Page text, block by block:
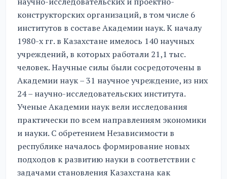
конструкторских организаций, в том числе 6
институтов в составе Академии наук. К началу
1980-х гг. в Казахстане имелось 140 научных
учреждений, в которых работали 21,1 тыс.
человек. Научные силы были сосредоточены в
Академии наук – 31 научное учреждение, из них
24 – научно-исследовательских института.
Ученые Академии наук вели исследования
практически по всем направлениям экономики
и науки. С обретением Независимости в
республике началось формирование новых
подходов к развитию науки в соответствии с
задачами становления Казахстана как